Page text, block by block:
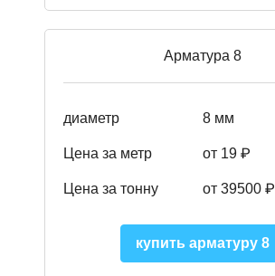
Арматура 8
диаметр 8 мм
Цена за метр от 19 ₽
Цена за тонну от 39500 ₽
купить арматуру 8